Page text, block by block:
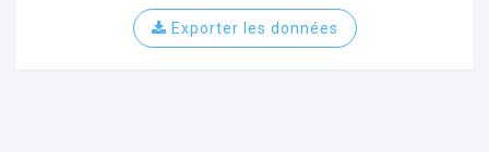
Exporter les données